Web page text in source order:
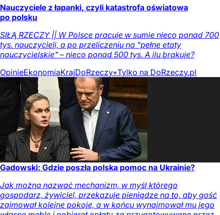
Nauczyciele z łapanki, czyli katastrofa oświatowa
po polsku
SIŁĄ RZECZY || W Polsce pracuje w sumie nieco ponad 700
tys. nauczycieli, a po przeliczeniu na "pełne etaty
nauczycielskie" – nieco ponad 500 tys. A ilu brakuje?
OpinieEkonomiaKrajDoRzeczy+Tylko na DoRzeczy.pl
Gadowski: Gdzie poszła polska pomoc na Ukrainie?
Jak można nazwać mechanizm, w myśl którego
gospodarz, żywiciel, przekazuje pieniądze na to, aby gość
zajmował kolejne pokoje, a w końcu wynajmował mu jego